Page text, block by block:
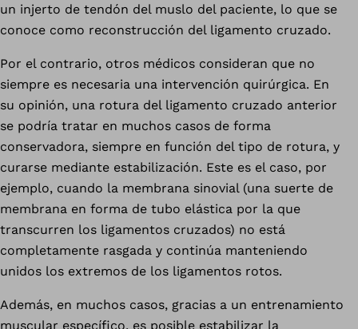
un injerto de tendón del muslo del paciente, lo que se
conoce como reconstrucción del ligamento cruzado.
Por el contrario, otros médicos consideran que no
siempre es necesaria una intervención quirúrgica. En
su opinión, una rotura del ligamento cruzado anterior
se podría tratar en muchos casos de forma
conservadora, siempre en función del tipo de rotura, y
curarse mediante estabilización. Este es el caso, por
ejemplo, cuando la membrana sinovial (una suerte de
membrana en forma de tubo elástica por la que
transcurren los ligamentos cruzados) no está
completamente rasgada y continúa manteniendo
unidos los extremos de los ligamentos rotos.
Además, en muchos casos, gracias a un entrenamiento
muscular específico, es posible estabilizar la